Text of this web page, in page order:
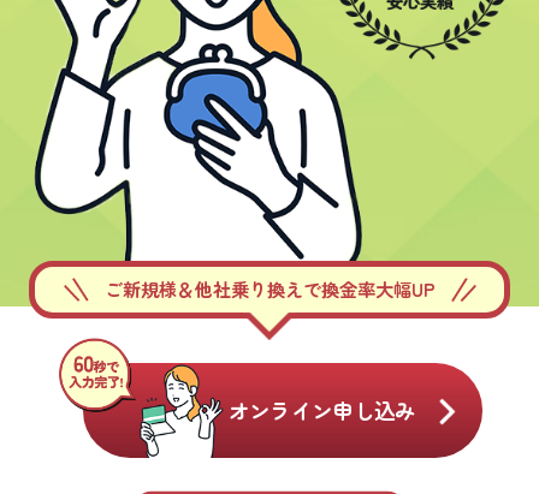
ご新規様＆他社乗り換えで換金率大幅UP
オンライン申し込み